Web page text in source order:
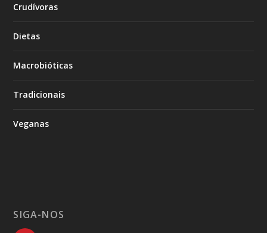
Crudívoras
Dietas
Macrobióticas
Tradicionais
Veganas
SIGA-NOS